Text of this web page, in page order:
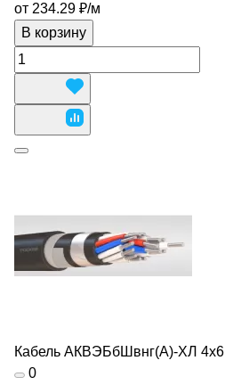
от 234.29 ₽/м
В корзину
Кабель АКВЭБбШвнг(А)-ХЛ 4х6
0